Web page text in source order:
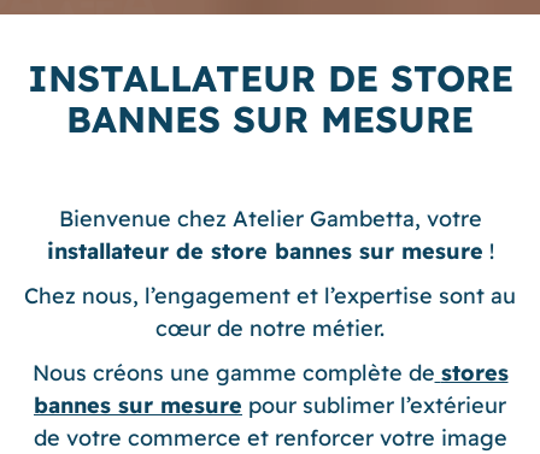
INSTALLATEUR DE STORE
BANNES SUR MESURE
Bienvenue chez Atelier Gambetta, votre
installateur de store bannes sur mesure !
Chez nous, l’engagement et l’expertise sont au
cœur de notre métier.
Nous créons une gamme complète de stores
bannes sur mesure pour sublimer l’extérieur
de votre commerce et renforcer votre image